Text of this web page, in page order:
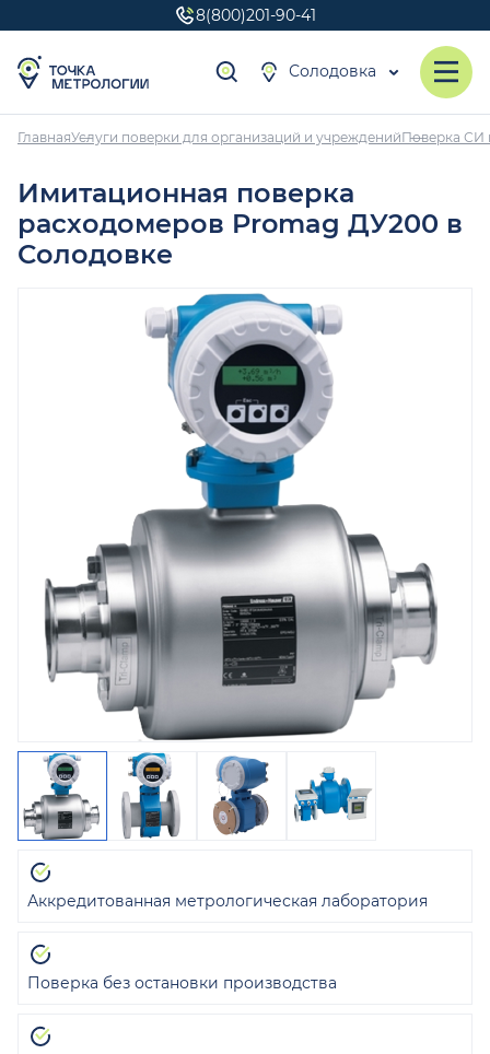
8(800)201-90-41
Солодовка
ГлавнаяУслуги поверки для организаций и учрежденийПоверка СИ
Имитационная поверка
расходомеров Promag ДУ200 в
Солодовке
Аккредитованная метрологическая лаборатория
Поверка без остановки производства